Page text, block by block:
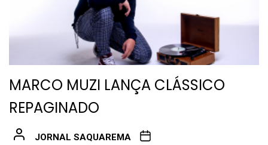
MARCO MUZI LANÇA CLÁSSICO
REPAGINADO
JORNAL SAQUAREMA